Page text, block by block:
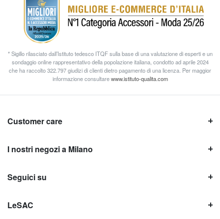
* Sigillo rilasciato dall’Istituto tedesco ITQF sulla base di una valutazione di esperti e un
sondaggio online rappresentativo della popolazione italiana, condotto ad aprile 2024
che ha raccolto 322.797 giudizi di clienti dietro pagamento di una licenza. Per maggior
informazione consultarewww.istituto-qualita.com
Customer care
I nostri negozi a Milano
Seguici su
LeSAC